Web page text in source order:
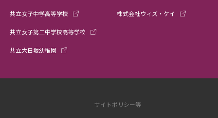
共立女子中学高等学校
共立女子第二中学校高等学校
共立大日坂幼稚園
株式会社ウィズ・ケイ
サイトポリシー等